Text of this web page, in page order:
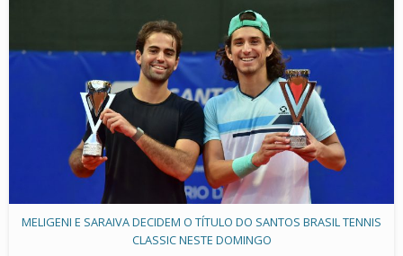
MELIGENI E SARAIVA DECIDEM O TÍTULO DO SANTOS BRASIL TENNIS
CLASSIC NESTE DOMINGO